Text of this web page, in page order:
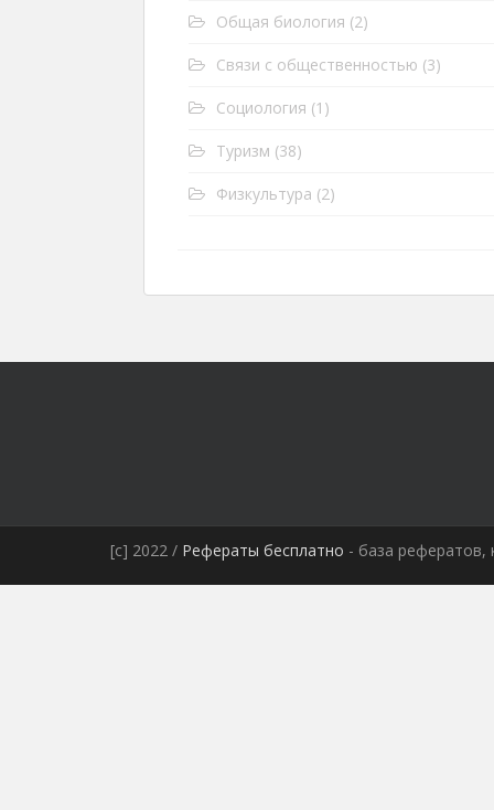
Общая биология (2)
Связи с общественностью (3)
Социология (1)
Туризм (38)
Физкультура (2)
[c] 2022 / Рефераты бесплатно - база рефератов,